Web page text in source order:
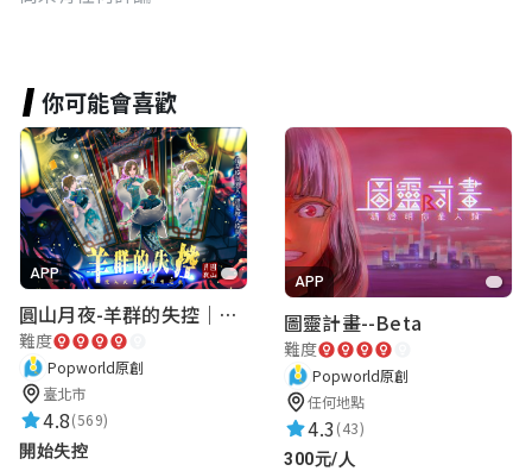
你可能會喜歡
APP
圓山月夜-羊群的失控｜圓山飯店 ARG實境解謎遊戲
難度
Popworld原創
臺北市
4.8(569)
開始失控
APP
圖靈計畫--Beta
難度
Popworld原創
任何地點
4.3(43)
300元/人